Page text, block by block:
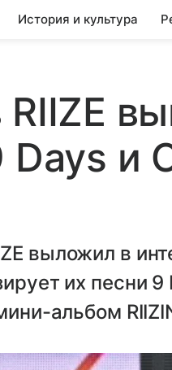
История и культура
и
выложил в
их песни 9
альбом